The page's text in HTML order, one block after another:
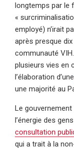
longtemps par le
«
employé) n’irait
après presque
communauté
plusieurs vies en
l’élaboration d’une
une majorité au
Le
l’énergie des
consultation
qui a trait à la